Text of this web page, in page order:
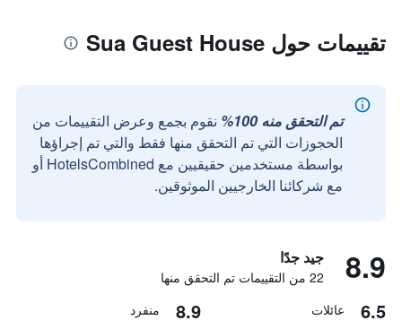
تقييمات حول Sua Guest House
تم التحقق منه 100%
نقوم بجمع وعرض التقييمات من
الحجوزات التي تم التحقق منها فقط والتي تم إجراؤها
بواسطة مستخدمين حقيقيين مع HotelsCombined أو
مع شركائنا الخارجيين الموثوقين.
8.9 جيد جدًا
22 من التقييمات تم التحقق منها
6.5 عائلات 8.9 منفرد